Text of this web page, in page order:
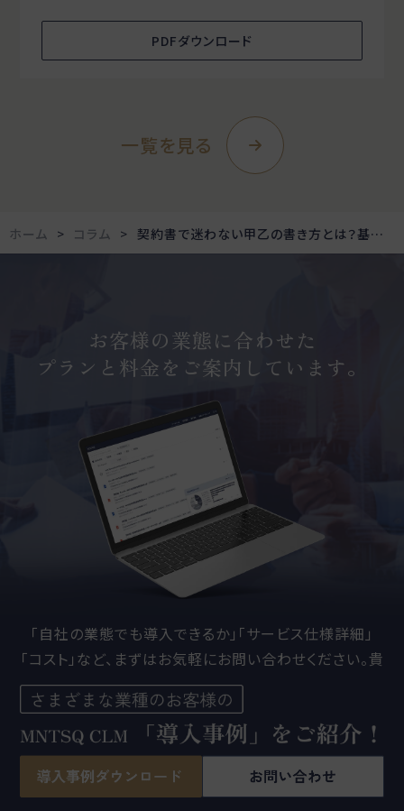
PDFダウンロード
一覧を見る
ホーム コラム 契約書で迷わない甲乙の書き方とは？基本的な使い方とメリット・デメリットもわかりやすく解説
お客様の業態に合わせた
プランと料金をご案内しています。
「自社の業態でも導入できるか」「サービス仕様詳細」
「コスト」など、 まずはお気軽にお問い合わせください。貴
社の課題解決のサポートをいたします。
資料をダウンロードする（無料）